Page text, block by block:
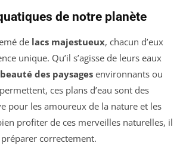
de notre planète
de lacs majestueux, chacun d’eux
unique. Qu’il s’agisse de leurs eaux
beauté des paysages environnants ou
ces plans d’eau sont des
pour les amoureux de la nature et les
profiter de ces merveilles naturelles, il
préparer correctement.